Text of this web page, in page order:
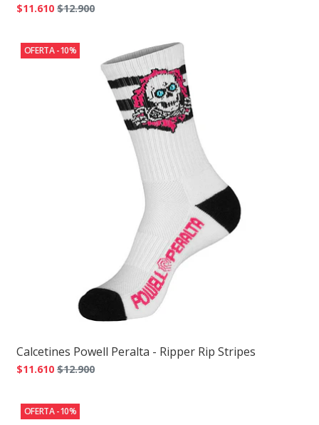
$11.610 $12.900
OFERTA -10%
Calcetines Powell Peralta - Ripper Rip Stripes
$11.610 $12.900
OFERTA -10%